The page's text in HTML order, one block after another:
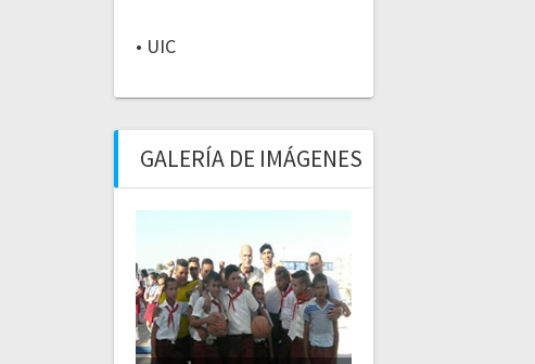
• UIC
GALERÍA DE IMÁGENES